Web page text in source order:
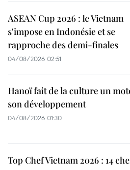
ASEAN Cup 2026 : le Vietnam
s'impose en Indonésie et se
rapproche des demi-finales
04/08/2026 02:51
Hanoï fait de la culture un
son développement
04/08/2026 01:30
Top Chef Vietnam 2026 : 14